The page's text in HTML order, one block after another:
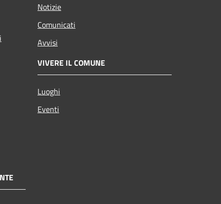
Notizie
Comunicati
Avvisi
VIVERE IL COMUNE
Luoghi
Eventi